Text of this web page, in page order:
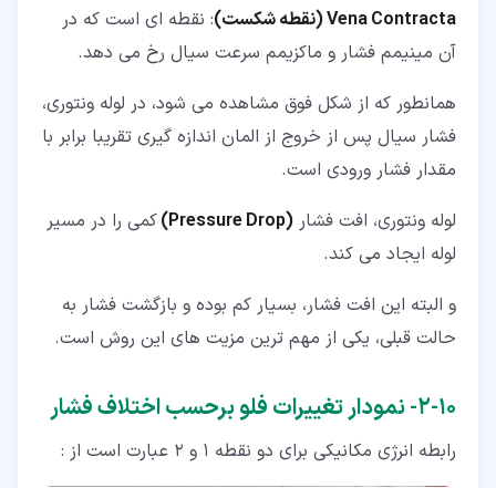
Vena Contracta (نقطه شکست)
: نقطه ای است که در
آن مینیمم فشار و ماکزیمم سرعت سیال رخ می دهد.
همانطور که از شکل فوق مشاهده می شود، در لوله ونتوری،
فشار سیال پس از خروج از المان اندازه گیری تقریبا برابر با
مقدار فشار ورودی است.
لوله ونتوری، افت فشار (
Pressure Drop) کمی را در مسیر
لوله ایجاد می کند.
و البته این افت فشار، بسیار کم بوده و بازگشت فشار به
حالت قبلی، یکی از مهم ترین مزیت های این روش است.
۱۰‏-‏۲‏- نمودار تغییرات فلو برحسب اختلاف فشار
رابطه انرژی مکانیکی برای دو نقطه 1 و 2 عبارت است از :